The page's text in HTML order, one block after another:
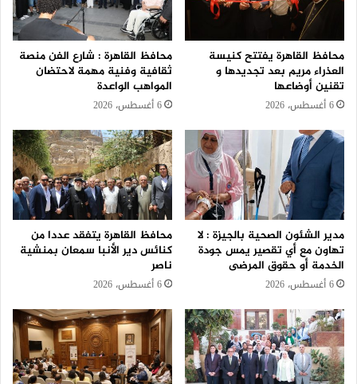
محافظ القاهرة يفتتح كنيسة
العذراء مريم بعد تجديدها و
تقنين أوضاعها
6 أغسطس، 2026
محافظ القاهرة : شارع الفن منصة
ثقافية وفنية مهمة لاحتضان
المواهب الواعدة
6 أغسطس، 2026
مدير الشئون الصحية بالجيزة : لا
تهاون مع أي تقصير يمس جودة
الخدمة أو حقوق المرضى
6 أغسطس، 2026
محافظ القاهرة يتفقد عددا من
كنائس دير الأنبا سمعان بمنشية
ناصر
6 أغسطس، 2026